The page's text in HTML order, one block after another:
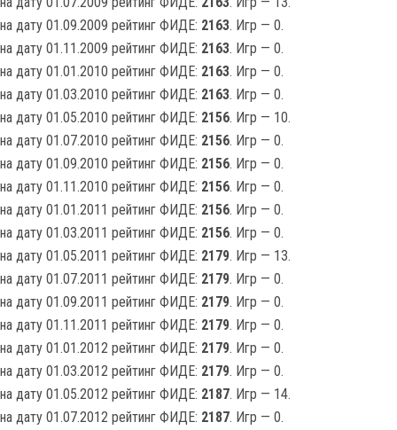
на дату 01.09.2009 рейтинг ФИДЕ: 2163. Игр — 0.
на дату 01.11.2009 рейтинг ФИДЕ: 2163. Игр — 0.
на дату 01.01.2010 рейтинг ФИДЕ: 2163. Игр — 0.
на дату 01.03.2010 рейтинг ФИДЕ: 2163. Игр — 0.
на дату 01.05.2010 рейтинг ФИДЕ: 2156. Игр — 10.
на дату 01.07.2010 рейтинг ФИДЕ: 2156. Игр — 0.
на дату 01.09.2010 рейтинг ФИДЕ: 2156. Игр — 0.
на дату 01.11.2010 рейтинг ФИДЕ: 2156. Игр — 0.
на дату 01.01.2011 рейтинг ФИДЕ: 2156. Игр — 0.
на дату 01.03.2011 рейтинг ФИДЕ: 2156. Игр — 0.
на дату 01.05.2011 рейтинг ФИДЕ: 2179. Игр — 13.
на дату 01.07.2011 рейтинг ФИДЕ: 2179. Игр — 0.
на дату 01.09.2011 рейтинг ФИДЕ: 2179. Игр — 0.
на дату 01.11.2011 рейтинг ФИДЕ: 2179. Игр — 0.
на дату 01.01.2012 рейтинг ФИДЕ: 2179. Игр — 0.
на дату 01.03.2012 рейтинг ФИДЕ: 2179. Игр — 0.
на дату 01.05.2012 рейтинг ФИДЕ: 2187. Игр — 14.
на дату 01.07.2012 рейтинг ФИДЕ: 2187. Игр — 0.